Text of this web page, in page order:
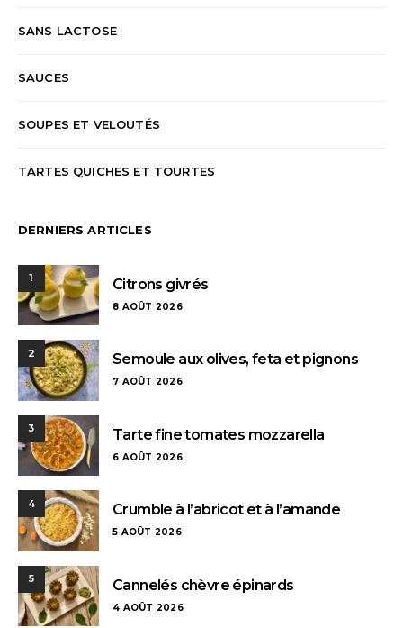
SANS LACTOSE
SAUCES
SOUPES ET VELOUTÉS
TARTES QUICHES ET TOURTES
DERNIERS ARTICLES
1 Citrons givrés
8 AOÛT 2026
2 Semoule aux olives, feta et pignons
7 AOÛT 2026
3 Tarte fine tomates mozzarella
6 AOÛT 2026
4 Crumble à l’abricot et à l’amande
5 AOÛT 2026
5 Cannelés chèvre épinards
4 AOÛT 2026